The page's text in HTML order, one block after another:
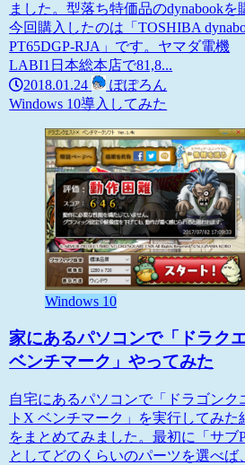
ました。型落ち特価品のdynabookを
今回購入したのは「TOSHIBA
PT65DGP-RJA」です。ヤマダ電機
LABI1日本総本店で81,8...
2018.01.24
ぽぽろん
Windows 10導入してみた
Windows 10
家にあるパソコンで「ドラク
ベンチマーク」やってみた
自宅にあるパソコンで「ドラゴンク
トX ベンチマーク」を実行してみた
をまとめてみました。最初に「サブ
としてどのくらいのパーツを選べば